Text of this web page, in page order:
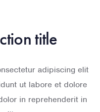
title
adipiscing elit
ut labore et dolore
in reprehenderit in